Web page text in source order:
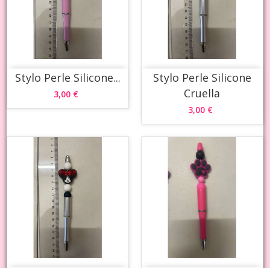
Stylo Perle Silicone...
3,00 €
Stylo Perle Silicone
Cruella
3,00 €